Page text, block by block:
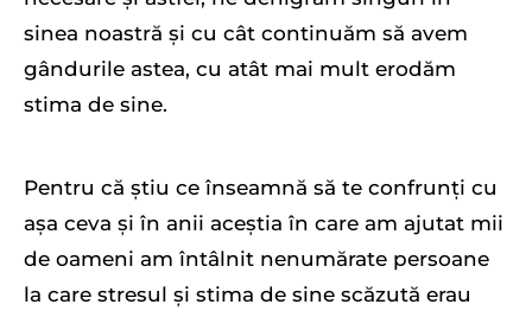
sinea noastră și cu cât continuăm să avem
gândurile astea, cu atât mai mult erodăm
stima de sine.
Pentru că știu ce înseamnă să te confrunți cu
așa ceva și în anii aceștia în care am ajutat mii
de oameni am întâlnit nenumărate persoane
la care stresul și stima de sine scăzută erau